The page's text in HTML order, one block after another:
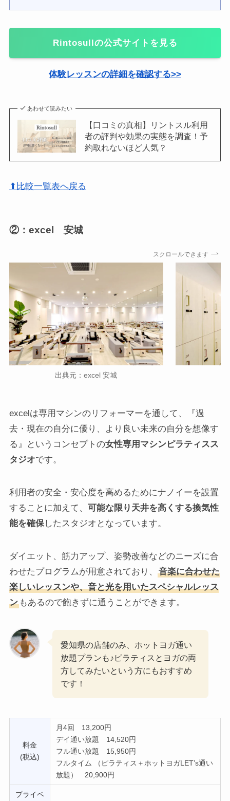
Rintosullの公式サイトを見る
体験レッスンの詳細を確認する>>
あわせて読みたい
【口コミの真相】リントスル利用
者の評判や効果の実態を調査！予
約取れないほど人気？
⬆比較一覧表へ戻る
②：excel 安城
スクロールできます
出典元：excel 安城
excelは専用マシンのリフォーマーを通して、『過
去・現在の自分に優り、より良い未来の自分を想像す
る』というコンセプトの女性専用マシンピラティスス
タジオです。
利用者の安全・安心度を高めるためにナノイーを設置
することに加えて、 可能な限り天井を高くする換気性
能を確保したスタジオとなっています。
ダイエット、筋力アップ、姿勢改善などのニーズに合
わせたプログラムが用意されており、
音楽に合わせた
楽しいレッスンや、音と光を用いたスペシャルレッス
ンもあるので飽きずに通うことができます。
愛知県の店舗のみ、ホットヨガ通い
放題プランも♪ピラティスとヨガの両
方してみたいという方にもおすすめ
です！
料金
(税込)
月4回 13,200円
デイ通い放題 14,520円
フル通い放題 15,950円
フルタイム （ピラティス＋ホットヨガLET’s通い
放題） 20,900円
プライベ